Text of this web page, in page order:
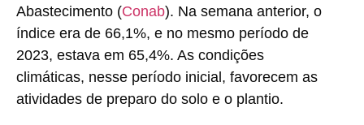
Abastecimento (Conab). Na semana anterior, o
índice era de 66,1%, e no mesmo período de
2023, estava em 65,4%. As condições
climáticas, nesse período inicial, favorecem as
atividades de preparo do solo e o plantio.